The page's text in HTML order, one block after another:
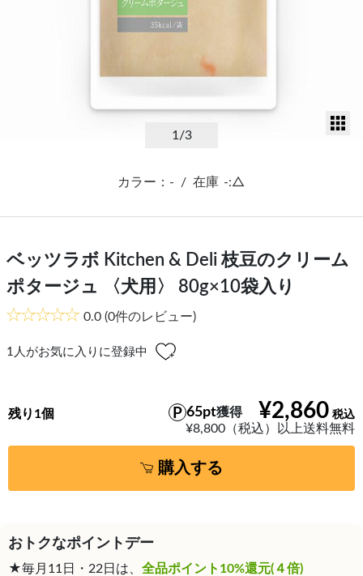
1 /3
カラー：- / 在庫 -:△
ベッツラボ Kitchen & Deli 枝豆のクリーム
ポタージュ 〈犬用〉 80g×10袋入り
0.0 (0件のレビュー)
1 人がお気に入りに登録中
¥2,860
65pt獲得
¥8,800（税込）以上送料無料
残り1個
購入する
おトクなポイントデー
★毎月11日・22日は、 全品ポイント10%還元(４倍)